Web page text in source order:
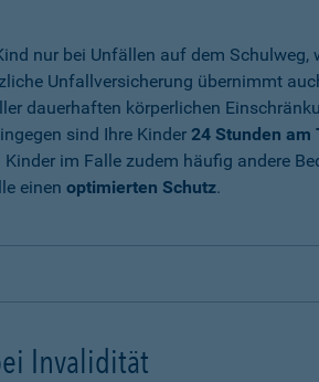
nur bei Unfällen auf dem
Unfallversicherung übernimmt
dauerhaften körperlichen
sind Ihre Kinder 24 Stunden
im Falle zudem häufig andere
einen optimierten Schutz.
Invalidität